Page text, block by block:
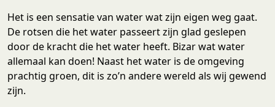
Het is een sensatie van water wat zijn eigen weg gaat.
De rotsen die het water passeert zijn glad geslepen
door de kracht die het water heeft. Bizar wat water
allemaal kan doen! Naast het water is de omgeving
prachtig groen, dit is zo’n andere wereld als wij gewend
zijn.